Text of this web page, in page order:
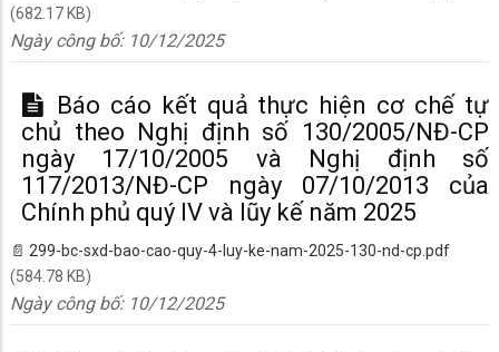
(682.17 KB)
Ngày công bố: 10/12/2025
Báo cáo kết quả thực hiện cơ chế tự
chủ theo Nghị định số 130/2005/NĐ-CP
ngày 17/10/2005 và Nghị định số
117/2013/NĐ-CP ngày 07/10/2013 của
Chính phủ quý IV và lũy kế năm 2025
299-bc-sxd-bao-cao-quy-4-luy-ke-nam-2025-130-nd-cp.pdf
(584.78 KB)
Ngày công bố: 10/12/2025